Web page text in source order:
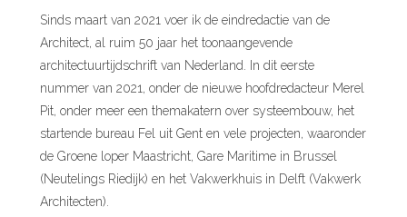
Sinds maart van 2021 voer ik de eindredactie van de
Architect, al ruim 50 jaar het toonaangevende
architectuurtijdschrift van Nederland. In dit eerste
nummer van 2021, onder de nieuwe hoofdredacteur Merel
Pit, onder meer een themakatern over systeembouw, het
startende bureau Fel uit Gent en vele projecten, waaronder
de Groene loper Maastricht, Gare Maritime in Brussel
(Neutelings Riedijk) en het Vakwerkhuis in Delft (Vakwerk
Architecten).